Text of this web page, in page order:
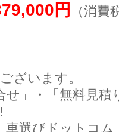
円 （消費
ざいます。
」・「無料見積
車選びドットコ